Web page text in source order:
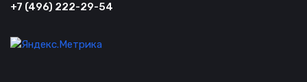
+7 (496) 222-29-54